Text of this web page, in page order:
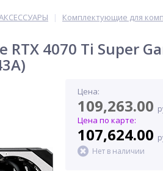
| Комплектующие для
RTX 4070 Ti Super
Цена:
109,263.00
Цена по карте:
107,624.00
Нет в наличии